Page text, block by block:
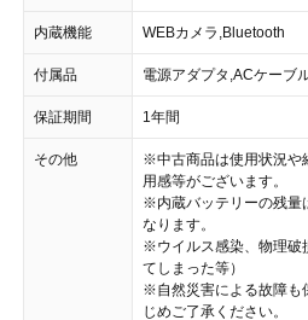
内蔵機能 WEBカメラ,Bluetooth
付属品 電源アダプタ,ACケーブ
保証期間 1年間
その他
※中古商品は使用状況や
用感等がございます。
※内蔵バッテリーの残量
なります。
※ウイルス感染、物理破
てしまった等）
※自然災害による故障も
じめご了承ください。